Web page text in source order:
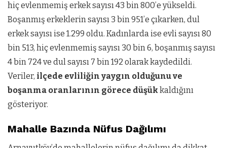
hiç evlenmemiş erkek sayısı 43 bin 800’e yükseldi.
Boşanmış erkeklerin sayısı 3 bin 951’e çıkarken, dul
erkek sayısı ise 1.299 oldu. Kadınlarda ise evli sayısı 80
bin 513, hiç evlenmemiş sayısı 30 bin 6, boşanmış sayısı
4 bin 724 ve dul sayısı 7 bin 192 olarak kaydedildi.
Veriler, ilçede evliliğin yaygın olduğunu ve
boşanma oranlarının görece düşükkaldığını
gösteriyor.
Mahalle Bazında Nüfus Dağılımı